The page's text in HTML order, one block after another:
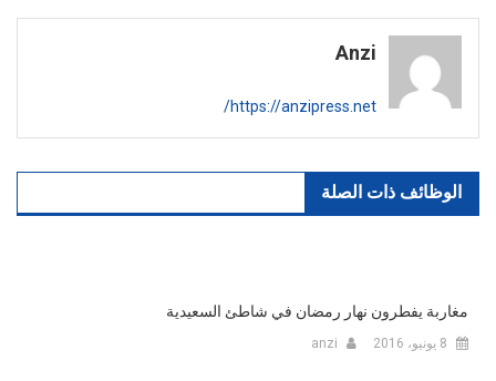
دنيا
المقالات
Anzi
https://anzipress.net/
الوظائف ذات الصلة
مغاربة يفطرون نهار رمضان في شاطئ السعيدية
8 يونيو، 2016 anzi